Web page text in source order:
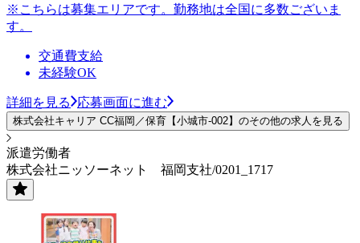
※こちらは募集エリアです。勤務地は全国に多数ございま
す。
交通費支給
未経験OK
詳細を見る 応募画面に進む
株式会社キャリア CC福岡／保育【小城市-002】のその他の求人を見る
派遣労働者
株式会社ニッソーネット 福岡支社/0201_1717